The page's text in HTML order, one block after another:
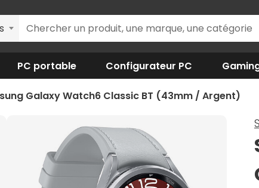
PC portable Configurateur PC
Galaxy Watch6 Classic BT (43mm / Argent)